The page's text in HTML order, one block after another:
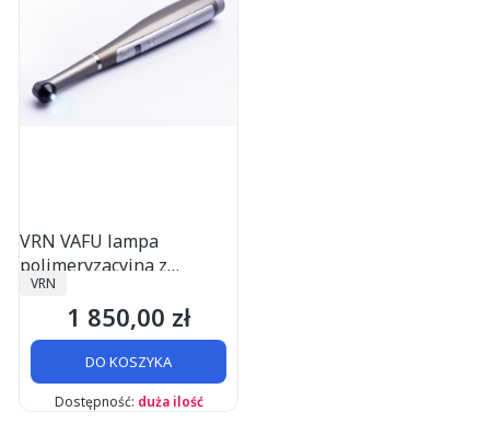
VRN VAFU lampa
polimeryzacyjna z
wykrywaczem próchnicy
PRODUCENT
VRN
Cena
1 850,00 zł
DO KOSZYKA
Dostępność: duża ilość